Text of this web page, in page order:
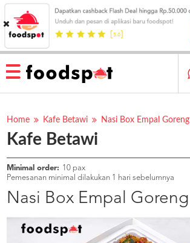
HOME
MENU
RESTAURANT
PESAN
OUR
COMPANY
KATA
MEREKA
KATALOG
PROGRAM
Home Kafe Betawi Nasi Box Empal Goreng
Kafe Betawi
Minimal order: 10 pax
Pemesanan minimal dilakukan 1 hari sebelumnya
Nasi Box Empal Goreng